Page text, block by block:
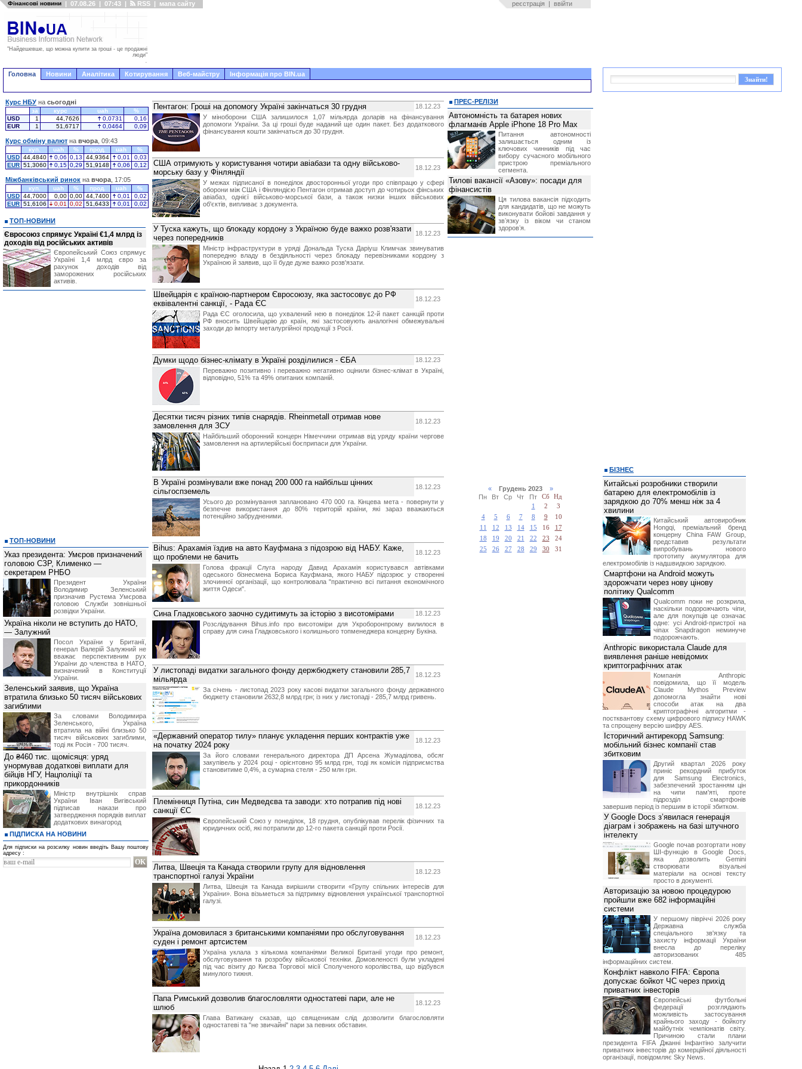
Фінансові новини | 07.08.26 | 07:43 | RSS | мапа сайту реєстрація | ввійти
"Найдешевше, що можна купити за гроші - це продажні
люди"
.
Головна Новини Аналітика Котирування Веб-майстру Інформація про BIN.ua
Пентагон: Гроші на допомогу Україні закінчаться 30 грудня
18.12.23
У міноборони США залишилося 1,07 мільярда доларів на фінансування
допомоги України. За ці гроші буде наданий ще один пакет. Без додаткового
фінансування кошти закінчаться до 30 грудня.
США отримують у користування чотири авіабази та одну військово-
морську базу у Фінляндії
18.12.23
У межах підписаної в понеділок двосторонньої угоди про співпрацю у сфері
оборони між США і Фінляндією Пентагон отримав доступ до чотирьох фінських
авіабаз, однієї військово-морської бази, а також низки інших військових
об'єктів, випливає з документа.
У Туска кажуть, що блокаду кордону з Україною буде важко розв'язати
через попередників
18.12.23
Міністр інфраструктури в уряді Дональда Туска Даріуш Климчак звинуватив
попередню владу в бездіяльності через блокаду перевізниками кордону з
Україною й заявив, що її буде дуже важко розв'язати.
Швейцарія є країною-партнером Євросоюзу, яка застосовує до РФ
еквівалентні санкції, - Рада ЄС
18.12.23
Рада ЄС оголосила, що ухвалений нею в понеділок 12-й пакет санкцій проти
РФ вносить Швейцарію до країн, які застосовують аналогічні обмежувальні
заходи до імпорту металургійної продукції з Росії.
Думки щодо бізнес-клімату в Україні розділилися - ЄБА
18.12.23
Переважно позитивно і переважно негативно оцінили бізнес-клімат в Україні,
відповідно, 51% та 49% опитаних компаній.
Десятки тисяч різних типів снарядів. Rheinmetall отримав нове
замовлення для ЗСУ
18.12.23
Найбільший оборонний концерн Німеччини отримав від уряду країни чергове
замовлення на артилерійські боєприпаси для України.
В Україні розмінували вже понад 200 000 га найбільш цінних
сільгоспземель
18.12.23
Усього до розмінування заплановано 470 000 га. Кінцева мета - повернути у
безпечне використання до 80% територій країни, які зараз вважаються
потенційно забрудненими.
Bihus: Арахамія їздив на авто Кауфмана з підозрою від НАБУ. Каже,
що проблеми не бачить
18.12.23
Голова фракції Слуга народу Давид Арахамія користувався автівками
одеського бізнесмена Бориса Кауфмана, якого НАБУ підозрює у створенні
злочинної організації, що контролювала "практично всі питання економічного
життя Одеси".
Сина Гладковського заочно судитимуть за історію з висотомірами
18.12.23
Розслідування Bihus.info про висотоміри для Укроборонпрому вилилося в
справу для сина Гладковського і колишнього топменеджера концерну Букіна.
У листопаді видатки загального фонду держбюджету становили 285,7
мільярда
18.12.23
За січень - листопад 2023 року касові видатки загального фонду державного
бюджету становили 2632,8 млрд грн; із них у листопаді - 285,7 млрд гривень.
«Державний оператор тилу» планує укладення перших контрактів уже
на початку 2024 року
18.12.23
За його словами генерального директора ДП Арсена Жумаділова, обсяг
закупівель у 2024 році - орієнтовно 95 млрд грн, тоді як комісія підприємства
становитиме 0,4%, а сумарна стеля - 250 млн грн.
Племінниця Путіна, син Медведєва та заводи: хто потрапив під нові
санкції ЄС
18.12.23
Європейський Союз у понеділок, 18 грудня, опублікував перелік фізичних та
юридичних осіб, які потрапили до 12-го пакета санкцій проти Росії.
Литва, Швеція та Канада створили групу для відновлення
транспортної галузі України
18.12.23
Литва, Швеція та Канада вирішили створити «Групу спільних інтересів для
України». Вона візьметься за підтримку відновлення української транспортної
галузі.
Україна домовилася з британськими компаніями про обслуговування
суден і ремонт артсистем
18.12.23
Україна уклала з кількома компаніями Великої Британії угоди про ремонт,
обслуговування та розробку військової техніки. Домовленості були укладені
під час візиту до Києва Торгової місії Сполученого королівства, що відбувся
минулого тижня.
Папа Римський дозволив благословляти одностатеві пари, але не
шлюб
18.12.23
Глава Ватикану сказав, що священикам слід дозволити благословляти
одностатеві та "не звичайні" пари за певних обставин.
Курс НБУ на сьогодні
за курс uah
%
USD
1 44,7626 0,0731
0,16
EUR
1 51,6717 0,0464 0,09
Курс обміну валют на вчора , 09:43
куп. uah % прод. uah
%
USD 44,4840 0,06 0,13 44,9364 0,01
0,03
EUR 51,3060 0,15 0,29 51,9148 0,06 0,12
Міжбанківський ринок на вчора , 17:05
куп. uah % прод. uah
%
USD 44,7000 0,00 0,00 44,7400 0,01
0,02
EUR 51,6106 0,01 0,02 51,6433 0,01 0,02
ТОП-НОВИНИ
Євросоюз спрямує Україні €1,4 млрд із
доходів від російських активів
Європейський Союз спрямує
Україні 1,4 млрд євро за
рахунок доходів від
заморожених російських
активів.
ТОП-НОВИНИ
Указ президента: Умєров призначений
головою СЗР, Клименко —
секретарем РНБО
Президент України
Володимир Зеленський
призначив Pустема Умєрова
головою Служби зовнішньої
розвідки України.
Україна ніколи не вступить до НАТО,
— Залужний
Посол України у Британії,
генерал Валерій Залужний не
вважає перспективним рух
України до членства в НАТО,
визначений в Конституції
України.
Зеленський заявив, що Україна
втратила близько 50 тисяч військових
загиблими
За словами Володимира
Зеленського, Україна
втратила на війні близько 50
тисяч військових загиблими,
тоді як Росія - 700 тисяч.
До ₴460 тис. щомісяця: уряд
унормував додаткові виплати для
бійців НГУ, Нацполіції та
прикордонників
Міністр внутрішніх справ
України Іван Вигівський
підписав накази про
затвердження порядків виплат
додаткових винагород
ПІДПИСКА НА НОВИНИ
Для підписки на розсилку новин введіть Вашу поштову
адресу :
ПРЕС-РЕЛІЗИ
Автономність та батарея нових
флагманів Apple iPhone 18 Pro Max
Питання автономності
залишається одним із
ключових чинників під час
вибору сучасного мобільного
пристрою преміального
сегмента.
Тилові вакансії «Азову»: посади для
фінансистів
Ця тилова вакансія підходить
для кандидатів, що не можуть
виконувати бойові завдання у
звʼязку із віком чи станом
здоровʼя.
«Грудень 2023 »
Пн
Вт Ср Чт Пт Сб
Нд
1
2
3
4
5 6 7 8 9
10
11
12 13 14 15 16
17
18
19 20 21 22 23
24
25
26 27 28 29 30 31
БІЗНЕС
Китайські розробники створили
батарею для електромобілів із
зарядкою до 70% менш ніж за 4
хвилини
Китайський автовиробник
Hongqi, преміальний бренд
концерну China FAW Group,
представив результати
випробувань нового
прототипу акумулятора для
електромобілів із надшвидкою зарядкою.
Смартфони на Android можуть
здорожчати через нову цінову
політику Qualcomm
Qualcomm поки не розкрила,
наскільки подорожчають чіпи,
але для покупців це означає
одне: усі Android-пристрої на
чіпах Snapdragon неминуче
подорожчають.
Anthropic використала Claude для
виявлення раніше невідомих
криптографічних атак
Компанія Anthropic
повідомила, що її модель
Claude Mythos Preview
допомогла знайти нові
способи атак на два
криптографічні алгоритми -
постквантову схему цифрового підпису HAWK
та спрощену версію шифру AES.
Історичний антирекорд Samsung:
мобільний бізнес компанії став
збитковим
Другий квартал 2026 року
приніс рекордний прибуток
для Samsung Electronics,
забезпечений зростанням цін
на чипи пам'яті, проте
підрозділ смартфонів
завершив період із першим в історії збитком.
У Google Docs з’явилася генерація
діаграм і зображень на базі штучного
інтелекту
Google почав розгортати нову
ШІ-функцію в Google Docs,
яка дозволить Gemini
створювати візуальні
матеріали на основі тексту
просто в документі.
Авторизацію за новою процедурою
пройшли вже 682 інформаційні
системи
У першому півріччі 2026 року
Державна служба
спеціального зв'язку та
захисту інформації України
внесла до переліку
авторизованих 485
інформаційних систем.
Конфлікт навколо FIFA: Європа
допускає бойкот ЧС через прихід
приватних інвесторів
Європейські футбольні
федерації розглядають
можливість застосування
крайнього заходу - бойкоту
майбутніх чемпіонатів світу.
Причиною стали плани
президента FIFA Джанні Інфантіно залучити
приватних інвесторів до комерційної діяльності
організації, повідомляє Sky News.